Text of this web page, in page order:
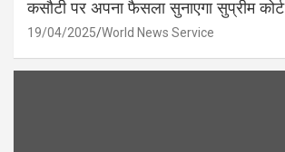
कसौटी पर अपना फैसला सुनाएगा सुप्रीम कोर्ट
19/04/2025 World News Service